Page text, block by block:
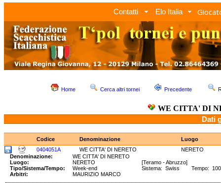
Contatti Elo Italia
Home Cerca altri tornei Precedente
WE CITTA' DI
Dati
Codice Denominazione
Luogo
0404051A
WE CITTA' DI NERETO
NERETO
Denominazione:
WE CITTA' DI NERETO
Luogo:
NERETO
[Teramo - Abruzzo]
Tipo/Sistema/Tempo:
Week-end
Sistema: Swiss Tempo: 100'/
Arbitri:
MAURIZIO MARCO